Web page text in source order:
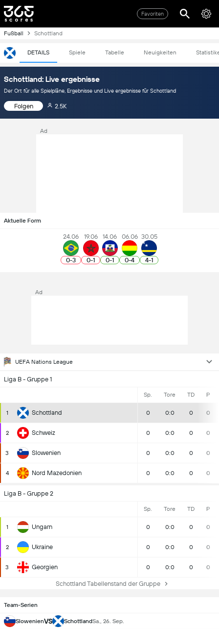
Favoriten
Fußball Schottland
DETAILS Spiele Tabelle Neuigkeiten
Schottland: Live ergebnisse
Der Ort für alle Spielpläne, Ergebnisse und Live ergebnisse für Schottland
Folgen 2.5K
Ad
Aktuelle Form
24.06
0-3
19.06
0-1
14.06
0-1
06.06
0-4
30.05
4-1
UEFA Nations League
Liga B - Gruppe 1
Sp. Tore TD P
1 Schottland 0 0:0 0 0
2 Schweiz 0 0:0 0 0
3 Slowenien 0 0:0 0 0
4 Nord Mazedonien 0 0:0 0 0
Liga B - Gruppe 2
Sp. Tore TD P
1 Ungarn 0 0:0 0 0
2 Ukraine 0 0:0 0 0
3 Georgien 0 0:0 0 0
Schottland Tabellenstand der Gruppe
Ad
Team-Serien
SlowenienVS SchottlandSa., 26. Sep.